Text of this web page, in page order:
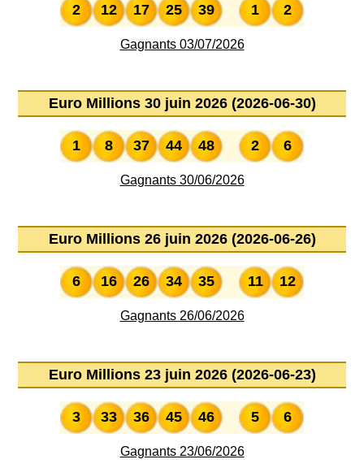
2 12 17 25 39 1 2
Gagnants 03/07/2026
Euro Millions 30 juin 2026 (2026-06-30)
1 8 37 44 48 2 6
Gagnants 30/06/2026
Euro Millions 26 juin 2026 (2026-06-26)
6 16 26 34 35 11 12
Gagnants 26/06/2026
Euro Millions 23 juin 2026 (2026-06-23)
3 33 36 45 46 5 6
Gagnants 23/06/2026